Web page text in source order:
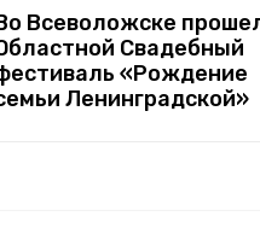
Всеволожске
Свадебный
«Рождение
Ленинградской»